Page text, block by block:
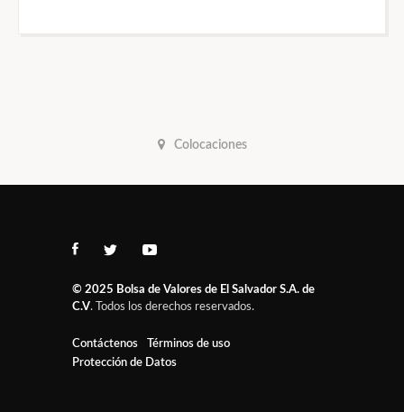
Colocaciones
© 2025 Bolsa de Valores de El Salvador S.A. de
C.V. Todos los derechos reservados.
Contáctenos
Términos de uso
Protección de Datos